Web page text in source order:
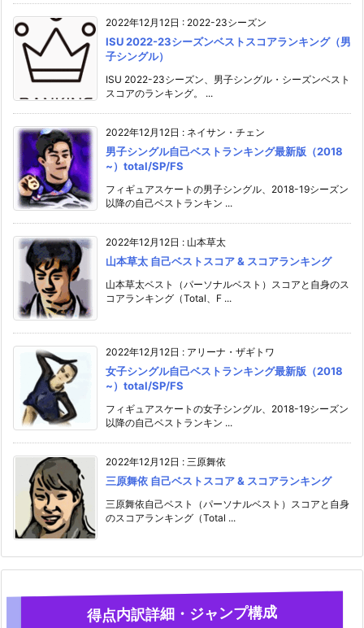
2022年12月12日 : 2022-23シーズン
ISU 2022-23シーズンベストスコアランキング（男
子シングル）
ISU 2022-23シーズン、男子シングル・シーズンベスト
スコアのランキング。 ...
2022年12月12日 : ネイサン・チェン
男子シングル自己ベストランキング最新版（2018
~）total/SP/FS
フィギュアスケートの男子シングル、2018-19シーズン
以降の自己ベストランキン ...
2022年12月12日 : 山本草太
山本草太 自己ベストスコア & スコアランキング
山本草太ベスト（パーソナルベスト）スコアと自身のス
コアランキング（Total、F ...
2022年12月12日 : アリーナ・ザギトワ
女子シングル自己ベストランキング最新版（2018
~）total/SP/FS
フィギュアスケートの女子シングル、2018-19シーズン
以降の自己ベストランキン ...
2022年12月12日 : 三原舞依
三原舞依 自己ベストスコア & スコアランキング
三原舞依自己ベスト（パーソナルベスト）スコアと自身
のスコアランキング（Total ...
得点内訳詳細・ジャンプ構成